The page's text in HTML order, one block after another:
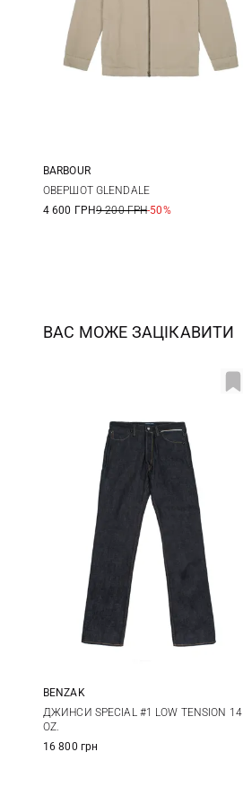
M L
BARBOUR
ОВЕРШОТ GLENDALE
4 600 ГРН9 200 ГРН-50%
ВАС МОЖЕ ЗАЦІКАВИТИ
31 32 33 34
36
BENZAK
ДЖИНСИ SPECIAL #1 LOW TENSION 14
OZ.
16 800 грн